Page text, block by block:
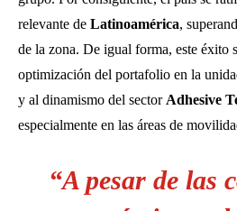
relevante de Latinoamérica,
de la zona. De igual forma, este éxito
optimización del portafolio en la
y al dinamismo del sector Adhesive
especialmente en las áreas de
“A pesar de las